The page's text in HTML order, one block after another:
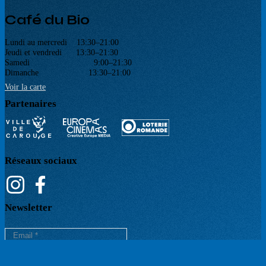
Café du Bio
Lundi au mercredi 13:30–21:00
Jeudi et vendredi 13:30–21:30
Samedi 9:00–21:30
Dimanche 13:30–21:00
Voir la carte
Partenaires
Réseaux sociaux
Newsletter